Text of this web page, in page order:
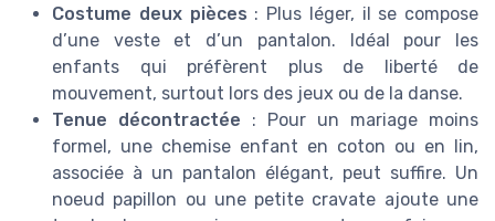
Costume deux pièces : Plus léger, il se compose
d’une veste et d’un pantalon. Idéal pour les
enfants qui préfèrent plus de liberté de
mouvement, surtout lors des jeux ou de la danse.
Tenue décontractée : Pour un mariage moins
formel, une chemise enfant en coton ou en lin,
associée à un pantalon élégant, peut suffire. Un
noeud papillon ou une petite cravate ajoute une